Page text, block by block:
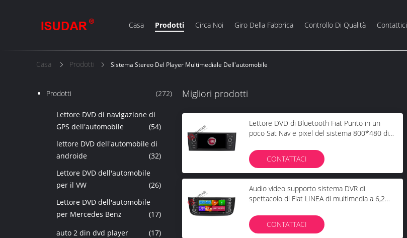
Casa Prodotti Circa Noi Giro Della Fabbrica Controllo Di Qualità Contattici
Casa Prodotti Sistema Stereo Del Player Multimediale Dell'automobile
Prodotti (272)
Lettore DVD di navigazione di
GPS dell'automobile
(54)
lettore DVD dell'automobile di
androide
(32)
Lettore DVD dell'automobile
per il VW
(26)
Lettore DVD dell'automobile
per Mercedes Benz
(17)
auto 2 din dvd player
(17)
Migliori prodotti
Lettore DVD di Bluetooth Fiat Punto in un
poco Sat Nav e pixel del sistema 800*480 di
CONTATTACI
Audio video supporto sistema DVR di
spettacolo di Fiat LINEA di multimedia a 6,2
CONTATTACI